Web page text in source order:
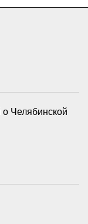
о Челябинской